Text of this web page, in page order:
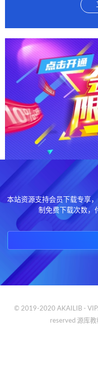
本站资源支持会员下载专享
制免费下载次数，
© 2019-2020 AKAILIB -
reserved 源库教